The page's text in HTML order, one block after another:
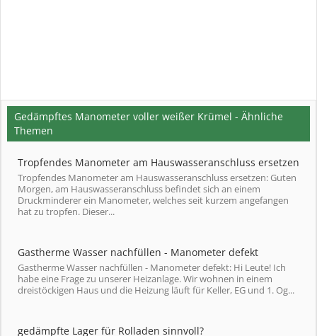
Gedämpftes Manometer voller weißer Krümel - Ähnliche
Themen
Tropfendes Manometer am Hauswasseranschluss ersetzen
Tropfendes Manometer am Hauswasseranschluss ersetzen: Guten
Morgen, am Hauswasseranschluss befindet sich an einem
Druckminderer ein Manometer, welches seit kurzem angefangen
hat zu tropfen. Dieser...
Gastherme Wasser nachfüllen - Manometer defekt
Gastherme Wasser nachfüllen - Manometer defekt: Hi Leute! Ich
habe eine Frage zu unserer Heizanlage. Wir wohnen in einem
dreistöckigen Haus und die Heizung läuft für Keller, EG und 1. Og...
gedämpfte Lager für Rolladen sinnvoll?